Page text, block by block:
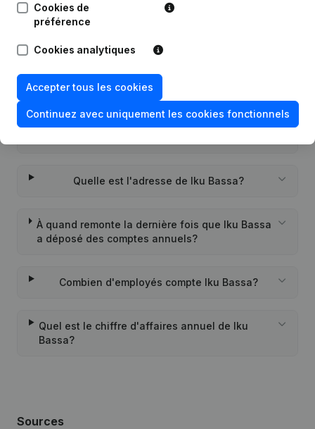
Questions fréquemment posées
Quel est le numéro d'entreprise de Iku Bassa?
Quel est l'identifiant PEPPOL de Iku Bassa?
Quelle est l'adresse de Iku Bassa?
À quand remonte la dernière fois que Iku Bassa
a déposé des comptes annuels?
Combien d'employés compte Iku Bassa?
Quel est le chiffre d'affaires annuel de Iku
Bassa?
Sources
Cookies de
préférence
Cookies analytiques
Accepter tous les cookies
Continuez avec uniquement les cookies fonctionnels